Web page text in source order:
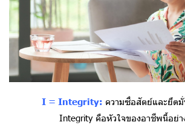
I = Integrity: ความซื่อสัตย์และยึด
Integrity คือหัวใจของอาชีพนี้อย่า